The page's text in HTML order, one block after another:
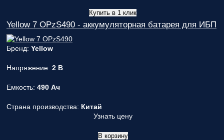
Купить в 1 клик
Yellow 7 OPzS490 - аккумуляторная батарея для ИБП
Бренд: Yellow
Напряжение: 2 В
Емкость: 490 Ач
Страна производства: Китай
Узнать цену
В корзину